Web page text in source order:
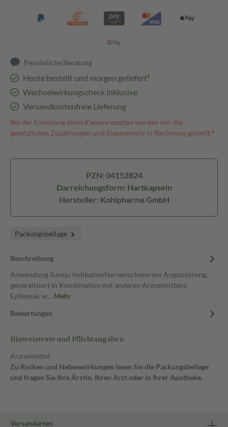
Persönliche Beratung
Heute bestellt und morgen geliefert³
Wechselwirkungscheck inklusive
Versandkostenfreie Lieferung
Bei der Einlösung eines Kassenrezeptes werden nur die
gesetzlichen Zuzahlungen und Eigenanteile in Rechnung gestellt.⁴
PZN: 04152824
Darreichungsform: Hartkapseln
Hersteller: Kohlpharma GmbH
Packungsbeilage
Beschreibung
Anwendung &amp; IndikationNervenschmerzen Angststörung,
generalisiert In Kombination mit anderen Arzneimitteln:
Epilepsie, w… Mehr
Bewertungen
Hinweistexte und Pflichtangaben
Arzneimittel
Zu Risiken und Nebenwirkungen lesen Sie die Packungsbeilage
und fragen Sie Ihre Ärztin, Ihren Arzt oder in Ihrer Apotheke.
Versandarten